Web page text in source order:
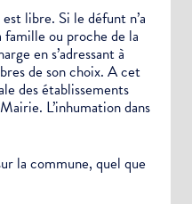
libre. Si le défunt n’a
ou proche de la
en s’adressant à
de son choix. A cet
des établissements
L’inhumation dans
la commune, quel que